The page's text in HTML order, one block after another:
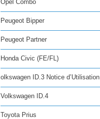
Opel Combo
Peugeot Bipper
Peugeot Partner
Honda Civic (FE/FL)
olkswagen ID.3 Notice d’Utilisation
Volkswagen ID.4
Toyota Prius